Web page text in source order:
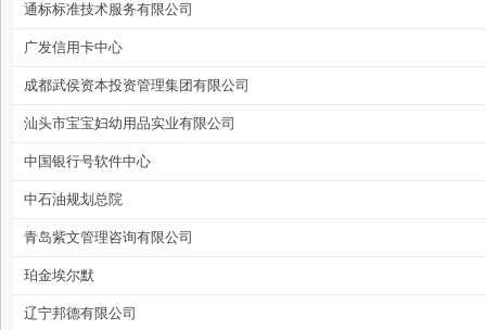
通标标准技术服务有限公司
广发信用卡中心
成都武侯资本投资管理集团有限公司
汕头市宝宝妇幼用品实业有限公司
中国银行号软件中心
中石油规划总院
青岛紫文管理咨询有限公司
珀金埃尔默
辽宁邦德有限公司